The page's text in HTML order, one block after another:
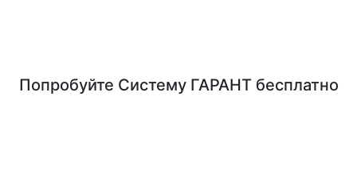
Попробуйте Систему ГАРАНТбесплатно